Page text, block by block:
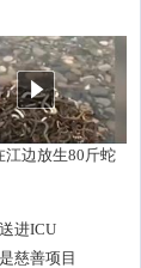
江边放生80斤蛇
进ICU
慈善项目